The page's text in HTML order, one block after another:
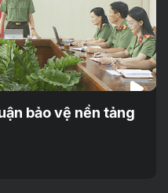
bảo vệ nền tảng